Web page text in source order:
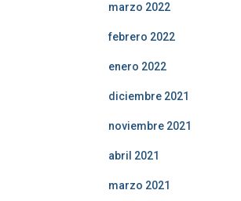
marzo 2022
febrero 2022
enero 2022
diciembre 2021
noviembre 2021
abril 2021
marzo 2021